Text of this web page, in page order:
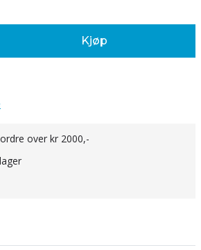
Kjøp
over kr 2000,-